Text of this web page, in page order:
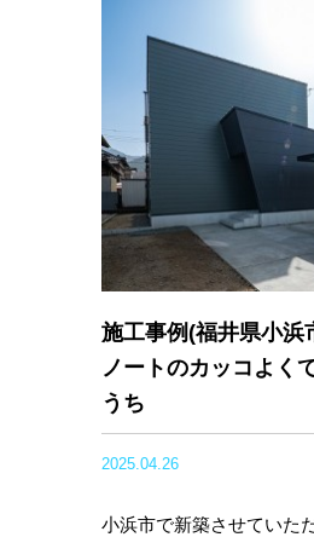
施工事例(福井県小浜
ノートのカッコよく
うち
2025.04.26
小浜市で新築させていた